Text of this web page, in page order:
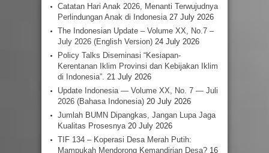
Catatan Hari Anak 2026, Menanti Terwujudnya
Perlindungan Anak di Indonesia 27 July 2026
The Indonesian Update – Volume XX, No.7 –
July 2026 (English Version) 24 July 2026
Policy Talks Diseminasi “Kesiapan-
Kerentanan Iklim Provinsi dan Kebijakan Iklim
di Indonesia”. 21 July 2026
Update Indonesia — Volume XX, No. 7 — Juli
2026 (Bahasa Indonesia) 20 July 2026
Jumlah BUMN Dipangkas, Jangan Lupa Jaga
Kualitas Prosesnya 20 July 2026
TIF 134 – Koperasi Desa Merah Putih:
Mampukah Mendorong Kemandirian Desa? 16